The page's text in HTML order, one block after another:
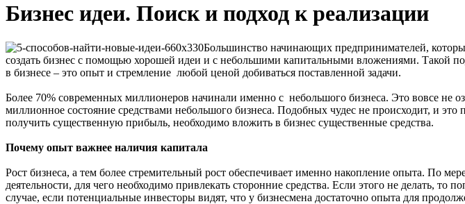
Бизнес идеи. Поиск и подход к реализации
Большинство начинающих предпринимателей,
создать бизнес с помощью хорошей идеи и с небольшими капитальными вложениями. Такой
в бизнесе – это опыт и стремление любой ценой добиваться поставленной задачи.
Более 70% современных миллионеров начинали именно с небольшого бизнеса. Это вовсе не
миллионное состояние средствами небольшого бизнеса. Подобных чудес не происходит, и
получить существенную прибыль, необходимо вложить в бизнес существенные средства.
Почему опыт важнее наличия капитала
Рост бизнеса, а тем более стремительный рост обеспечивает именно накопление опыта. По
деятельности, для чего необходимо привлекать сторонние средства. Если этого не делать,
случае, если потенциальные инвесторы видят, что у бизнесмена достаточно опыта для